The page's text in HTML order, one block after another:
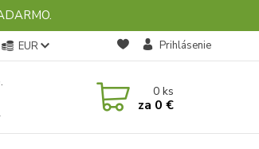
EUR Prihlásenie
0ks
za 0 €